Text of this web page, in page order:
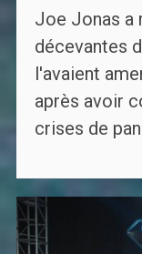
Joe Jonas a
décevantes
l'avaient
après avoir
crises de